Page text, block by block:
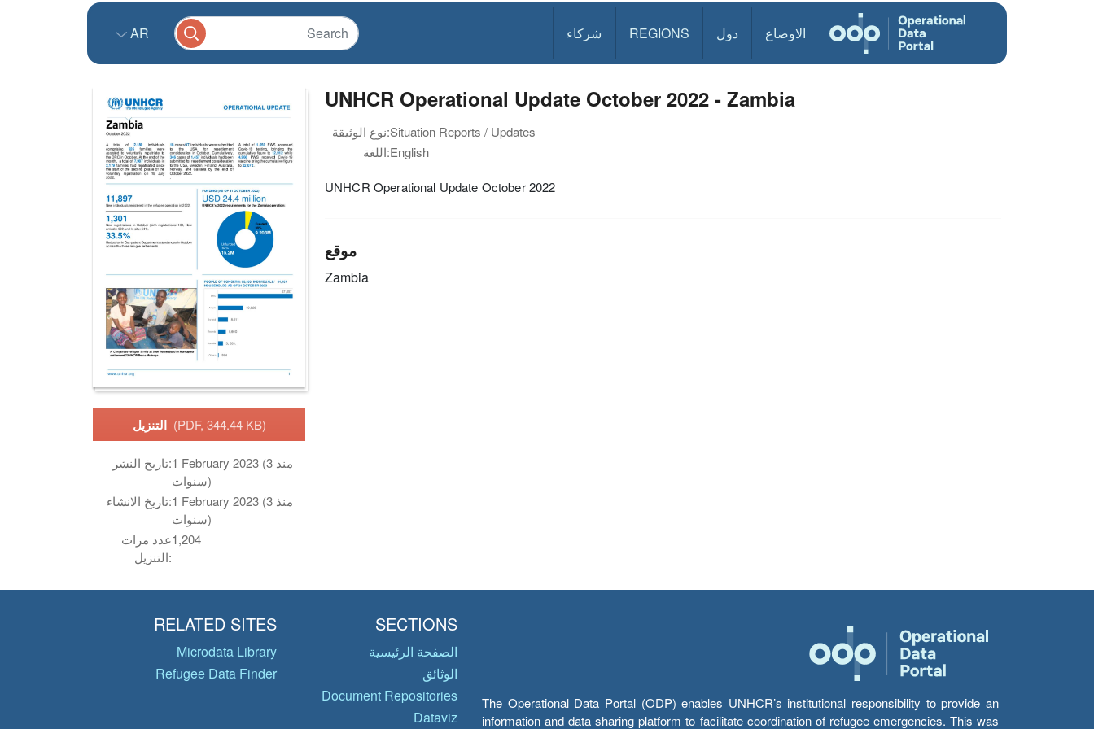
الاوضاع دول REGIONS شركاء AR
التنزيل (PDF, 344.44 KB)
تاريخ النشر:1 February 2023 (منذ 3
سنوات)
تاريخ الانشاء:1 February 2023 (منذ 3
سنوات)
عدد مرات
التنزيل:
1,204
UNHCR Operational Update October 2022 - Zambia
نوع الوثيقة:Situation Reports / Updates
اللغة:English
UNHCR Operational Update October 2022
موقع
Zambia
The Operational Data Portal (ODP) enables UNHCR’s institutional responsibility to provide an
information and data sharing platform to facilitate coordination of refugee emergencies. This was
SECTIONS
الصفحة الرئيسية
الوثائق
Document Repositories
Dataviz
RELATED SITES
Microdata Library
Refugee Data Finder